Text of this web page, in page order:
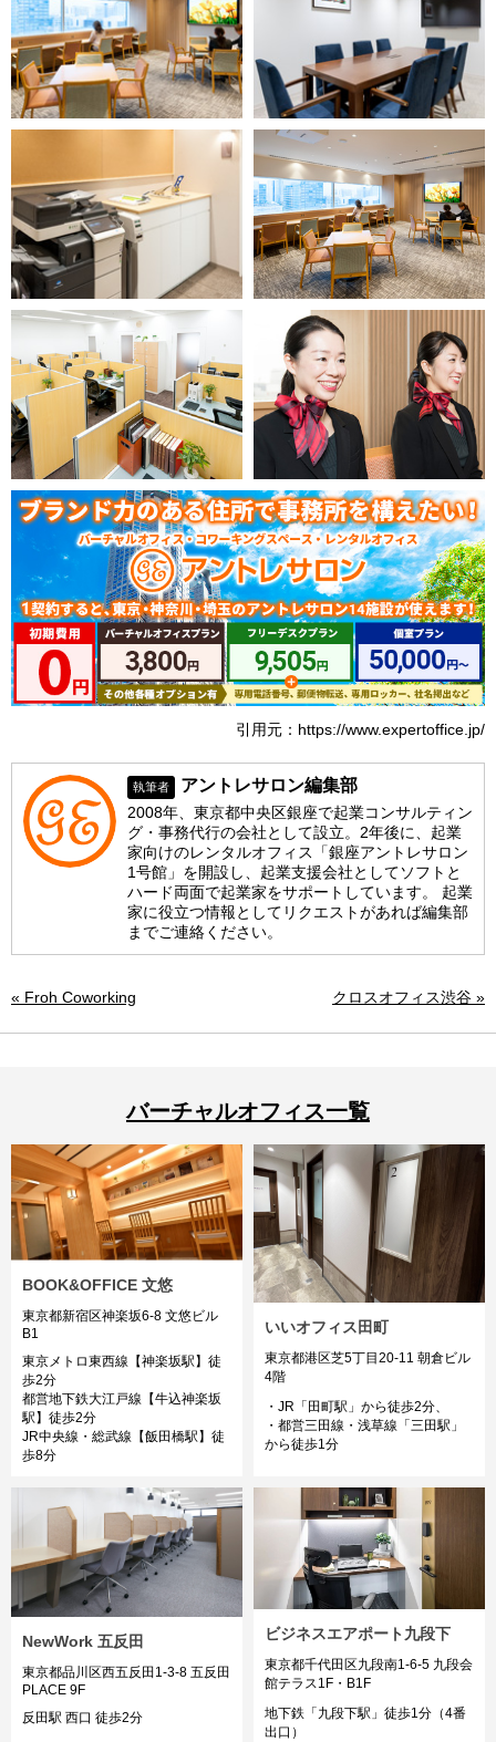
引用元：https://www.expertoffice.jp/
執筆者 アントレサロン編集部
2008年、東京都中央区銀座で起業コンサルティン
グ・事務代行の会社として設立。2年後に、起業
家向けのレンタルオフィス「銀座アントレサロン
1号館」を開設し、起業支援会社としてソフトと
ハード両面で起業家をサポートしています。 起業
家に役立つ情報としてリクエストがあれば編集部
までご連絡ください。
« Froh Coworking クロスオフィス渋谷 »
バーチャルオフィス一覧
BOOK&OFFICE 文悠
東京都新宿区神楽坂6-8 文悠ビル
B1
東京メトロ東西線【神楽坂駅】徒
歩2分
都営地下鉄大江戸線【牛込神楽坂
駅】徒歩2分
JR中央線・総武線【飯田橋駅】徒
歩8分
いいオフィス田町
東京都港区芝5丁目20-11 朝倉ビル
4階
・JR「田町駅」から徒歩2分、
・都営三田線・浅草線「三田駅」
から徒歩1分
NewWork 五反田
東京都品川区西五反田1-3-8 五反田
PLACE 9F
反田駅 西口 徒歩2分
ビジネスエアポート九段下
東京都千代田区九段南1-6-5 九段会
館テラス1F・B1F
地下鉄「九段下駅」徒歩1分（4番
出口）